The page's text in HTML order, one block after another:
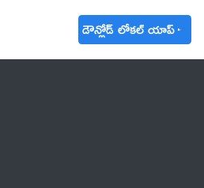
డౌన్లోడ్ లోకల్ యాప్